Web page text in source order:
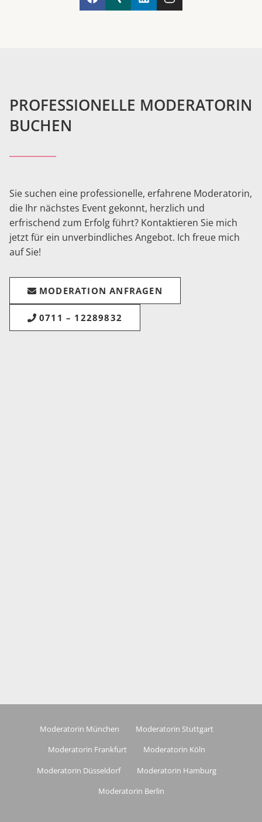
PROFESSIONELLE MODERATORIN
BUCHEN
Sie suchen eine professionelle, erfahrene Moderatorin,
die Ihr nächstes Event gekonnt, herzlich und
erfrischend zum Erfolg führt? Kontaktieren Sie mich
jetzt für ein unverbindliches Angebot. Ich freue mich
auf Sie!
MODERATION ANFRAGEN
0711 – 12289832
Moderatorin München
Moderatorin Stuttgart
Moderatorin Frankfurt
Moderatorin Köln
Moderatorin Düsseldorf
Moderatorin Hamburg
Moderatorin Berlin